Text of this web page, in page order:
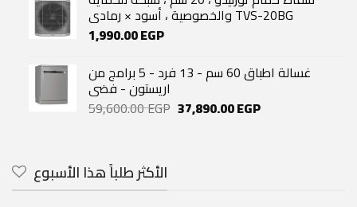
والخصوصية ، أسود × رمادي TVS-20BG
1,990.00EGP
غسالة اطباق 60 سم - 13 فرد - 5 برامج من
اريستون - فضى
59,600.00EGP Original
37,890.00EGPCurrent
الأكثر طلباً هذا الأسبوع